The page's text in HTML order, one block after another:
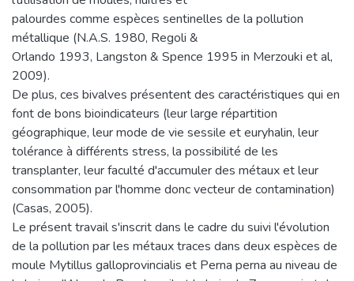
palourdes comme espèces sentinelles de la pollution
métallique (N.A.S. 1980, Regoli &
Orlando 1993, Langston & Spence 1995 in Merzouki et al,
2009).
De plus, ces bivalves présentent des caractéristiques qui en
font de bons bioindicateurs (leur large répartition
géographique, leur mode de vie sessile et euryhalin, leur
tolérance à différents stress, la possibilité de les
transplanter, leur faculté d'accumuler des métaux et leur
consommation par l'homme donc vecteur de contamination)
(Casas, 2005).
Le présent travail s'inscrit dans le cadre du suivi l'évolution
de la pollution par les métaux traces dans deux espèces de
moule Mytillus galloprovincialis et Perna perna au niveau de